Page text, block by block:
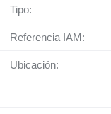
Tipo:
Referencia IAM:
Ubicación: